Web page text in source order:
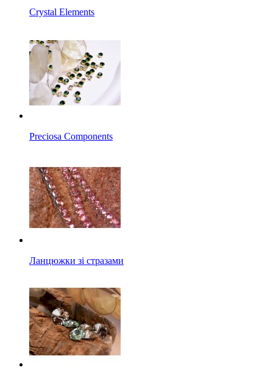
Crystal Elements
Preciosa Components
Ланцюжки зі стразами